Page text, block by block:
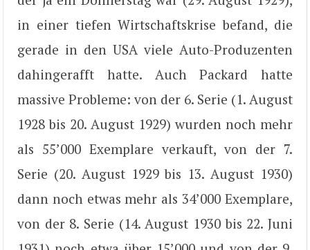
in einer tiefen Wirtschaftskrise befand, die
gerade in den USA viele Auto-Produzenten
dahingerafft hatte. Auch Packard hatte
massive Probleme: von der 6. Serie (1. August
1928 bis 20. August 1929) wurden noch mehr
als 55’000 Exemplare verkauft, von der 7.
Serie (20. August 1929 bis 13. August 1930)
dann noch etwas mehr als 34’000 Exemplare,
von der 8. Serie (14. August 1930 bis 22. Juni